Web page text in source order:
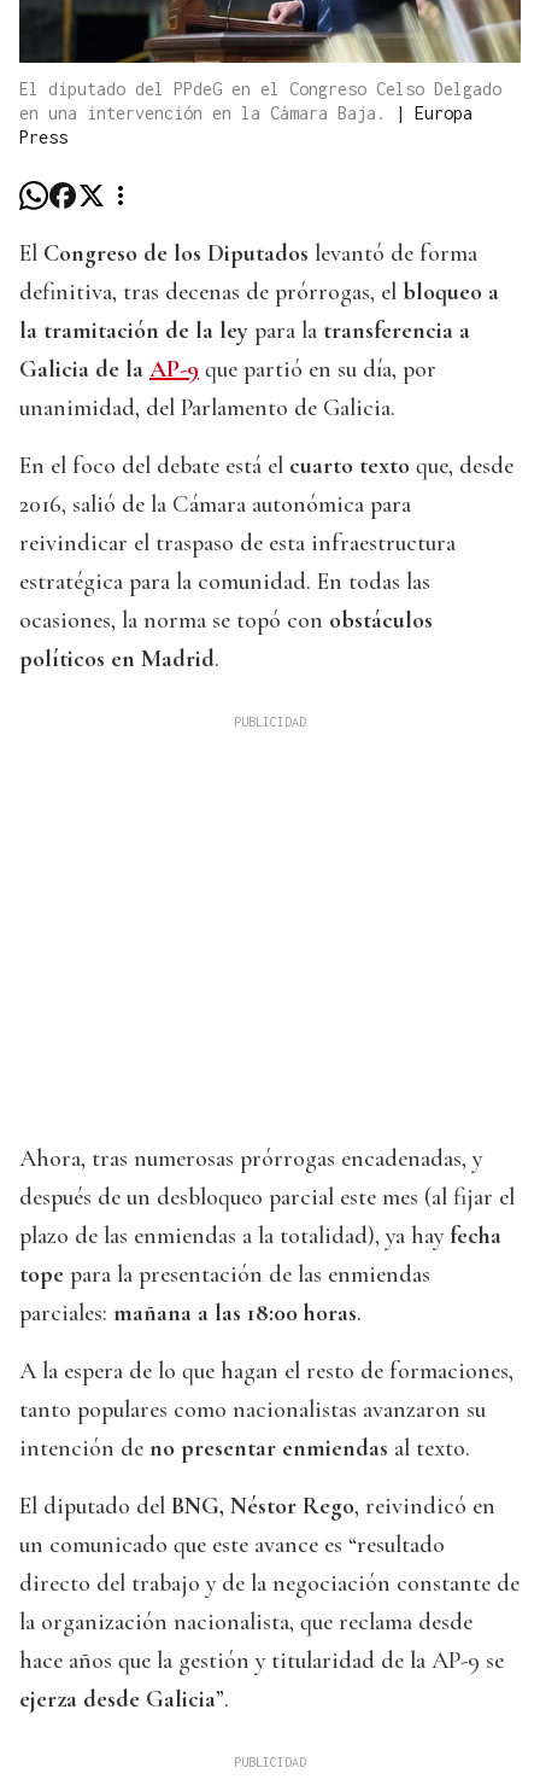
El diputado del PPdeG en el Congreso Celso Delgado
en una intervención en la Cámara Baja.
| Europa
Press
El Congreso de los Diputados levantó de forma
definitiva, tras decenas de prórrogas, el bloqueo a
la tramitación de la ley para la transferencia a
Galicia de la AP-9 que partió en su día, por
unanimidad, del Parlamento de Galicia.
En el foco del debate está el cuarto texto que, desde
2016, salió de la Cámara autonómica para
reivindicar el traspaso de esta infraestructura
estratégica para la comunidad. En todas las
ocasiones, la norma se topó con obstáculos
políticos en Madrid.
Ahora, tras numerosas prórrogas encadenadas, y
después de un desbloqueo parcial este mes (al fijar el
plazo de las enmiendas a la totalidad), ya hayfecha
tope para la presentación de las enmiendas
parciales: mañana a las 18:00 horas.
A la espera de lo que hagan el resto de formaciones,
tanto populares como nacionalistas avanzaron su
intención de no presentar enmiendas al texto.
El diputado del BNG, Néstor Rego, reivindicó en
un comunicado que este avance es “resultado
directo del trabajo y de la negociación constante de
la organización nacionalista, que reclama desde
hace años que la gestión y titularidad de la AP-9 se
ejerza desde Galicia”.